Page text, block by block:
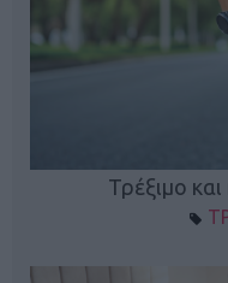
Τρέξιμο